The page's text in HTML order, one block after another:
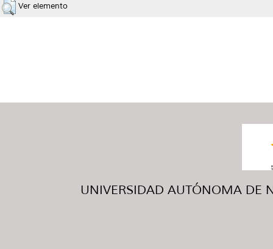
Ver elemento
UNIVERSIDAD AUTÓNOMA DE